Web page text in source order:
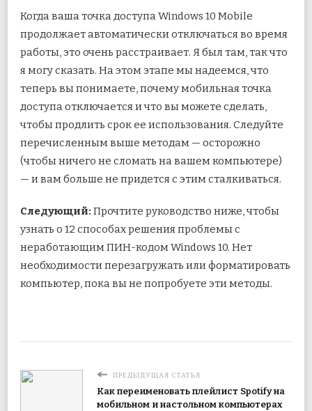
Когда ваша точка доступа Windows 10 Mobile
продолжает автоматически отключаться во время
работы, это очень расстраивает. Я был там, так что
я могу сказать. На этом этапе мы надеемся, что
теперь вы понимаете, почему мобильная точка
доступа отключается и что вы можете сделать,
чтобы продлить срок ее использования. Следуйте
перечисленным выше методам — осторожно
(чтобы ничего не сломать на вашем компьютере)
— и вам больше не придется с этим сталкиваться.
Следующий: Прочтите руководство ниже, чтобы
узнать о 12 способах решения проблемы с
неработающим ПИН-кодом Windows 10. Нет
необходимости перезагружать или форматировать
компьютер, пока вы не попробуете эти методы.
ПРЕДЫДУЩАЯ СТАТЬЯ
Как переименовать плейлист Spotify на
мобильном и настольном компьютерах